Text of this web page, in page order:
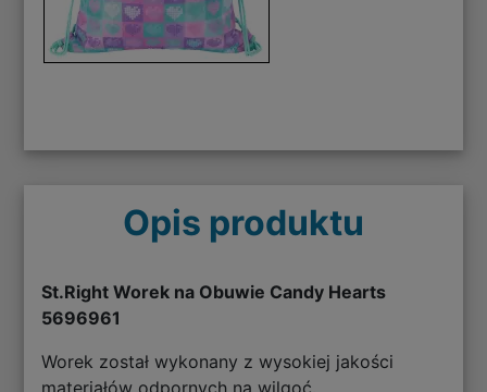
Opis produktu
St.Right Worek na Obuwie Candy Hearts
5696961
Worek został wykonany z wysokiej jakości
materiałów odpornych na wilgoć.